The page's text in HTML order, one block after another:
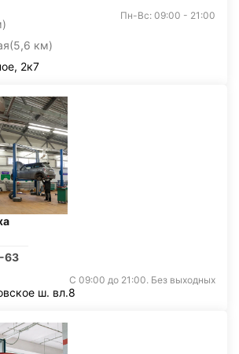
(5,6 км)
Пн-Вс: 09:00 - 21:00
2к7
63
С 09:00 до 21:00. Без выходных
ш. вл.8